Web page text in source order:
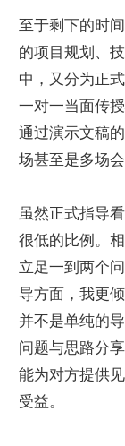
至于剩下的时
的项目规划、
中，又分为正
一对一当面传
通过演示文稿
场甚至是多场会
虽然正式指导
很低的比例。
立足一到两个
导方面，我更
并不是单纯的
问题与思路分
能为对方提供
受益。